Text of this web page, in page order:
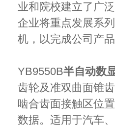
业和院校建立了广
企业将重点发展系
机，以完成公司产
YB9550B半自动数
齿轮及准双曲面锥
啮合齿面接触区位
数据。适用于汽车